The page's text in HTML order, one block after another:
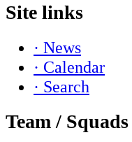
Site links
· News
· Calendar
· Search
Team / Squads